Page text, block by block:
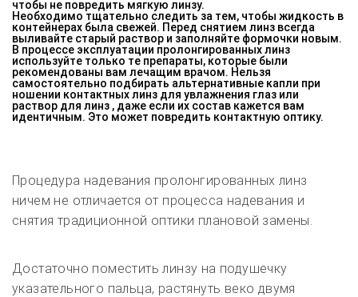
чтобы не повредить мягкую линзу.
Необходимо тщательно следить за тем, чтобы жидкость в
контейнерах была свежей. Перед снятием линз всегда
выливайте старый раствор и заполняйте формочки новым.
В процессе эксплуатации пролонгированных линз
используйте только те препараты, которые были
рекомендованы вам лечащим врачом. Нельзя
самостоятельно подбирать альтернативные капли при
ношении контактных линз для увлажнения глаз или
раствор для линз , даже если их состав кажется вам
идентичным. Это может повредить контактную оптику.
Процедура надевания пролонгированных линз
ничем не отличается от процесса надевания и
снятия традиционной оптики плановой замены.
Достаточно поместить линзу на подушечку
указательного пальца, растянуть веко двумя